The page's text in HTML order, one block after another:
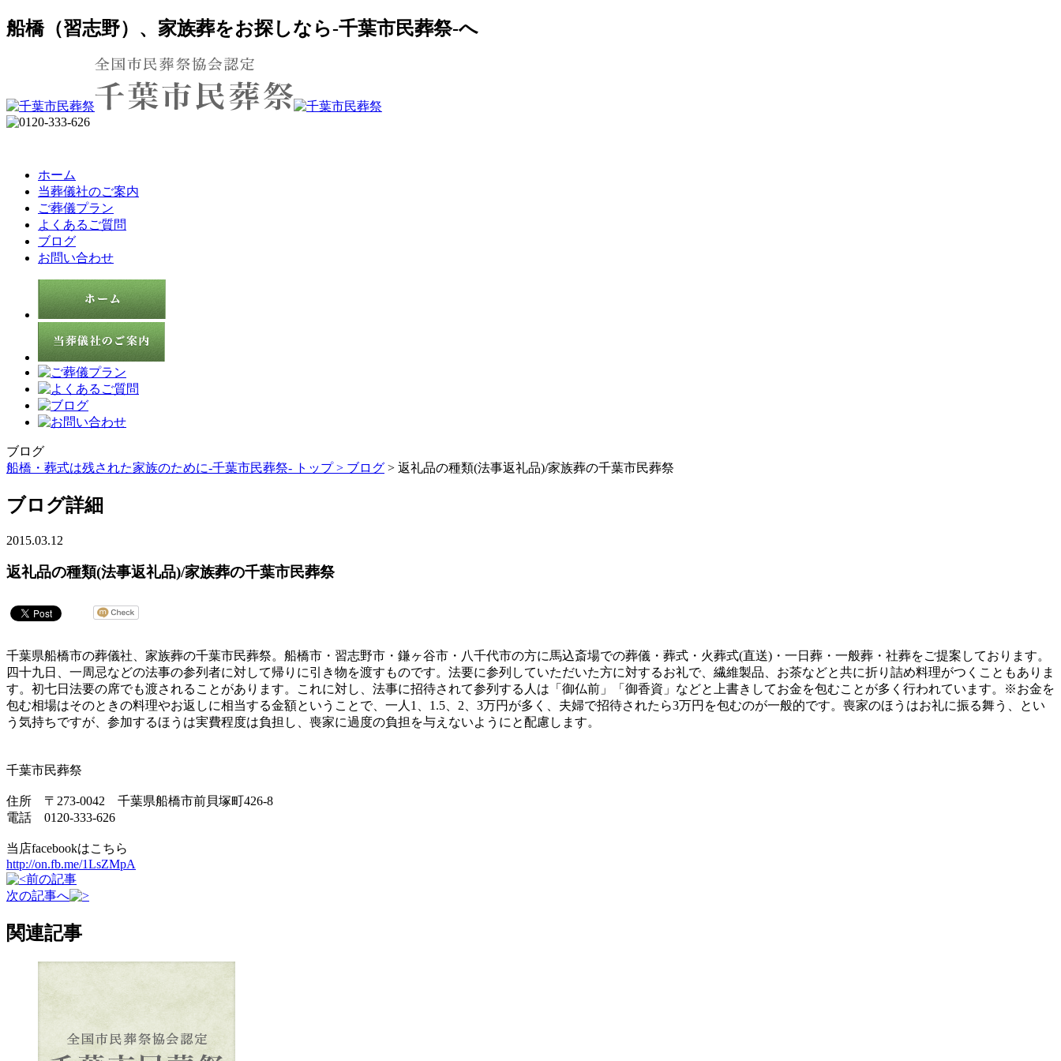
船橋（習志野）、家族葬をお探しなら-千葉市民葬祭-へ
ホーム
当葬儀社のご案内
ご葬儀プラン
よくあるご質問
ブログ
お問い合わせ
ブログ
船橋・葬式は残された家族のために-千葉市民葬祭- トップ > ブログ > 返礼品の種類(法事返礼品)/家族葬の千葉市民葬祭
ブログ詳細
2015.03.12
返礼品の種類(法事返礼品)/家族葬の千葉市民葬祭
千葉県船橋市の葬儀社、家族葬の千葉市民葬祭。船橋市・習志野市・鎌ヶ谷市・八千代市の方に馬込斎場での葬儀・葬式・火葬式(直送)・一日葬・一般葬・社葬をご提案しております。
四十九日、一周忌などの法事の参列者に対して帰りに引き物を渡すものです。法要に参列していただいた方に対するお礼で、繊維製品、お茶などと共に折り詰め料理がつくこともありま
す。初七日法要の席でも渡されることがあります。これに対し、法事に招待されて参列する人は「御仏前」「御香資」などと上書きしてお金を包むことが多く行われています。※お金を
包む相場はそのときの料理やお返しに相当する金額ということで、一人1、1.5、2、3万円が多く、夫婦で招待されたら3万円を包むのが一般的です。喪家のほうはお礼に振る舞う、とい
う気持ちですが、参加するほうは実費程度は負担し、喪家に過度の負担を与えないようにと配慮します。
千葉市民葬祭
住所 〒273-0042 千葉県船橋市前貝塚町426-8
電話 0120-333-626
当店facebookはこちら
http://on.fb.me/1LsZMpA
前の記事
次の記事へ
関連記事